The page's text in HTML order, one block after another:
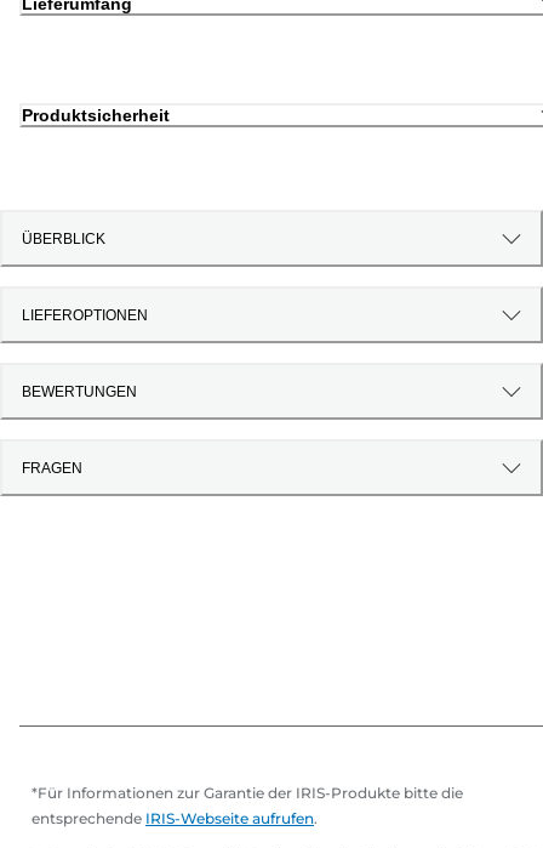
Lieferumfang
Produktsicherheit
ÜBERBLICK
LIEFEROPTIONEN
BEWERTUNGEN
FRAGEN
*Für Informationen zur Garantie der IRIS-Produkte bitte die
entsprechende IRIS-Webseite aufrufen.